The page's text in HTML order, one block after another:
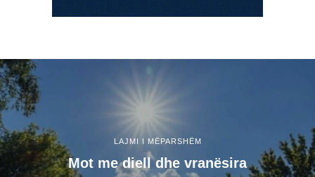
LAJMI I MËPARSHËM
Mot me diell dhe vranësira